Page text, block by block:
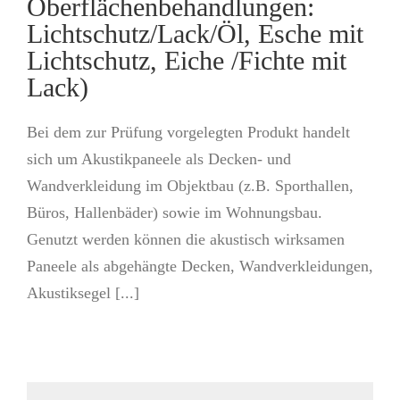
Oberflächenbehandlungen:
Lichtschutz/Lack/Öl, Esche mit
Lichtschutz, Eiche /Fichte mit
Lack)
Bei dem zur Prüfung vorgelegten Produkt handelt
sich um Akustikpaneele als Decken- und
Wandverkleidung im Objektbau (z.B. Sporthallen,
Büros, Hallenbäder) sowie im Wohnungsbau.
Genutzt werden können die akustisch wirksamen
Paneele als abgehängte Decken, Wandverkleidungen,
Akustiksegel [...]